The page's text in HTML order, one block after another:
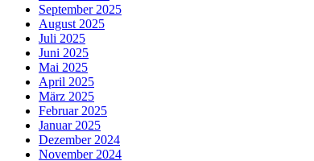
September 2025
August 2025
Juli 2025
Juni 2025
Mai 2025
April 2025
März 2025
Februar 2025
Januar 2025
Dezember 2024
November 2024